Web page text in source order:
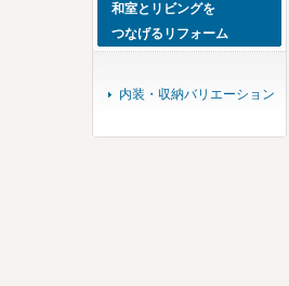
和室とリビングを
つなげるリフォーム
内装・収納バリエーション